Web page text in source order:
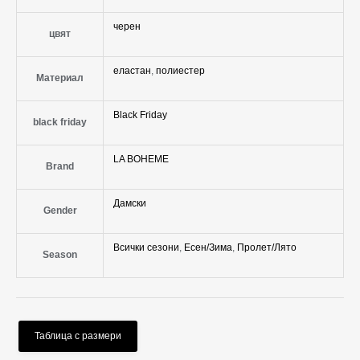
цвят
черен
Материал
еластан, полиестер
black friday
Black Friday
Brand
LA BOHEME
Gender
Дамски
Season
Всички сезони, Есен/Зима, Пролет/Лято
Таблица с размери